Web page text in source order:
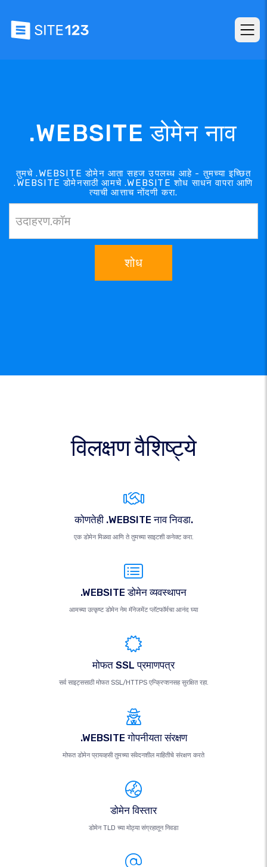
.WEBSITE डोमेन नाव
तुमचे .WEBSITE डोमेन आता सहज उपलब्ध आहे - तुमच्या इच्छित
.WEBSITE डोमेनसाठी आमचे .WEBSITE शोध साधन वापरा आणि
त्याची आत्ताच नोंदणी करा.
शोध
विलक्षण वैशिष्ट्ये
कोणतेही .WEBSITE नाव निवडा.
एक डोमेन मिळवा आणि ते तुमच्या साइटशी कनेक्ट करा.
.WEBSITE डोमेन व्यवस्थापन
आमच्या उत्कृष्ट डोमेन नेम मॅनेजमेंट प्लॅटफॉर्मचा आनंद घ्या
मोफत SSL प्रमाणपत्र
सर्व साइट्ससाठी मोफत SSL/HTTPS एन्क्रिप्शनसह सुरक्षित रहा.
.WEBSITE गोपनीयता संरक्षण
मोफत डोमेन प्रायव्हसी तुमच्या संवेदनशील माहितीचे संरक्षण करते
डोमेन विस्तार
डोमेन TLD च्या मोठ्या संग्रहातून निवडा